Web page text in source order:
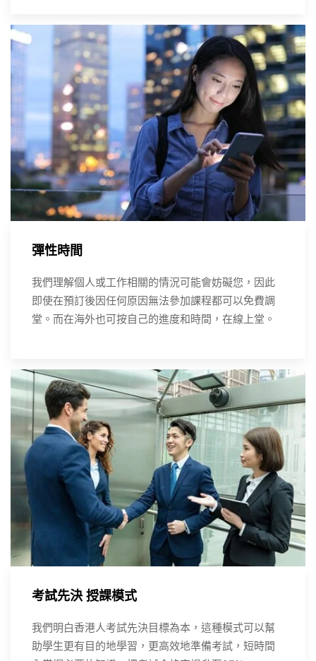
彈性時間
我們理解個人或工作相關的情況可能會妨礙您，因此
即使在預訂後因任何原因無法參加課程都可以免費調
堂。而在海外也可按自己的進度和時間，在線上堂。
考試先決 授課模式
我們明白香港人考試先決目標為本，這種模式可以幫
助學生更有目的地學習，更高效地準備考試，短時間